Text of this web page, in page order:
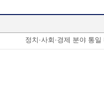
정치·사회·경제 분야 통일